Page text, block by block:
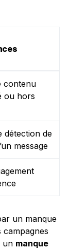
contenu
ou hors
détection de
message
un manque
campagnes
un manque